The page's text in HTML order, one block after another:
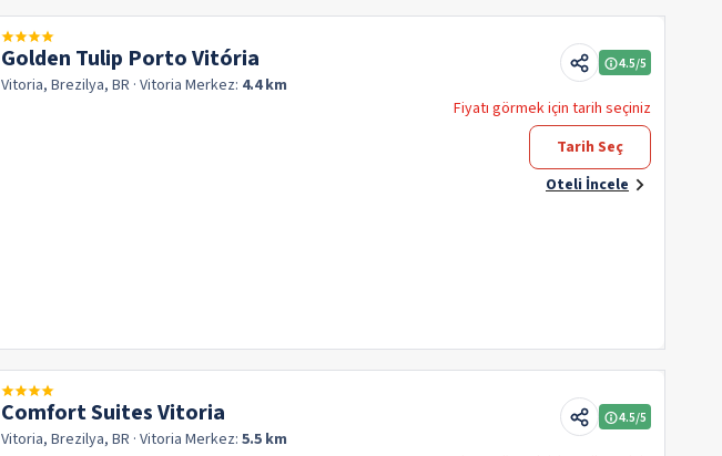
Golden Tulip Porto Vitória
Vitoria, Brezilya, BR · Vitoria Merkez: 4.4 km
4.5/5
Fiyatı görmek için tarih seçiniz
Tarih Seç
Oteli İncele
Comfort Suites Vitoria
Vitoria, Brezilya, BR · Vitoria Merkez: 5.5 km
4.5/5